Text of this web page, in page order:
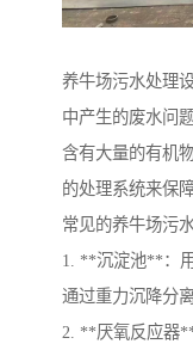
养牛场污水处理
中产生的废水问
含有大量的有机
的处理系统来保
常见的养牛场污
1. **沉淀池**：
通过重力沉降分离
2. **厌氧反应器